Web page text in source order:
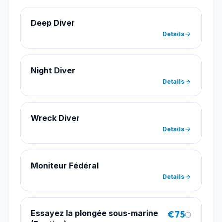
Deep Diver
Details
Night Diver
Details
Wreck Diver
Details
Moniteur Fédéral
Details
Essayez la plongée sous-marine
€75